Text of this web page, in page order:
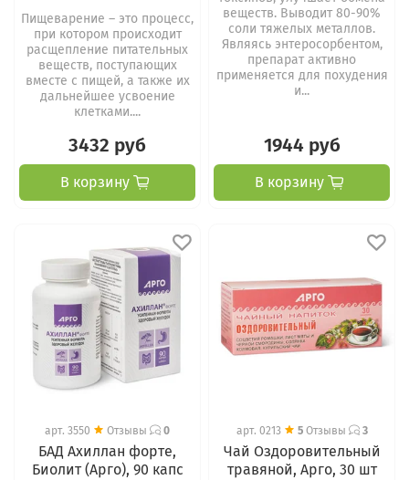
Пищеварение – это процесс,
при котором происходит
расщепление питательных
веществ, поступающих
вместе с пищей, а также их
дальнейшее усвоение
клетками....
3432 руб
В корзину
веществ. Выводит 80-90%
соли тяжелых металлов.
Являясь энтеросорбентом,
препарат активно
применяется для похудения
и...
1944 руб
В корзину
арт. 3550 Отзывы 0
БАД Ахиллан форте,
Биолит (Арго), 90 капс
арт. 0213 5Отзывы 3
Чай Оздоровительный
травяной, Арго, 30 шт